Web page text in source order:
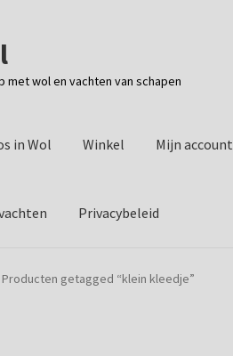
met wol en vachten van schapen
in Wol Winkel Mijn account
Privacybeleid
Producten getagged “klein kleedje”